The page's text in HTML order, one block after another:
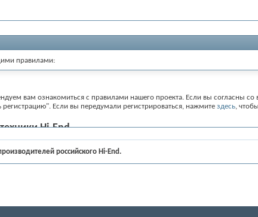
правилами:
вам ознакомиться с правилами нашего проекта. Если вы согласны
Если вы передумали регистрироваться, нажмите здесь,
Hi-End
и сопровождением аудиоаппаратуры класса Hi-End, а так же,
в разделе производителей должен сам производитель. Он
российского Hi-End.